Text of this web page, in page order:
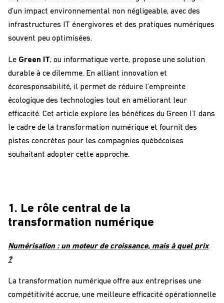
d’un impact environnemental non négligeable, avec des
infrastructures IT énergivores et des pratiques numériques
souvent peu optimisées.
Le Green IT, ou informatique verte, propose une solution
durable à ce dilemme. En alliant innovation et
écoresponsabilité, il permet de réduire l’empreinte
écologique des technologies tout en améliorant leur
efficacité. Cet article explore les bénéfices du Green IT dans
le cadre de la transformation numérique et fournit des
pistes concrètes pour les compagnies québécoises
souhaitant adopter cette approche.
1. Le rôle central de la
transformation numérique
Numérisation : un moteur de croissance, mais à quel prix
?
La transformation numérique offre aux entreprises une
compétitivité accrue, une meilleure efficacité opérationnelle